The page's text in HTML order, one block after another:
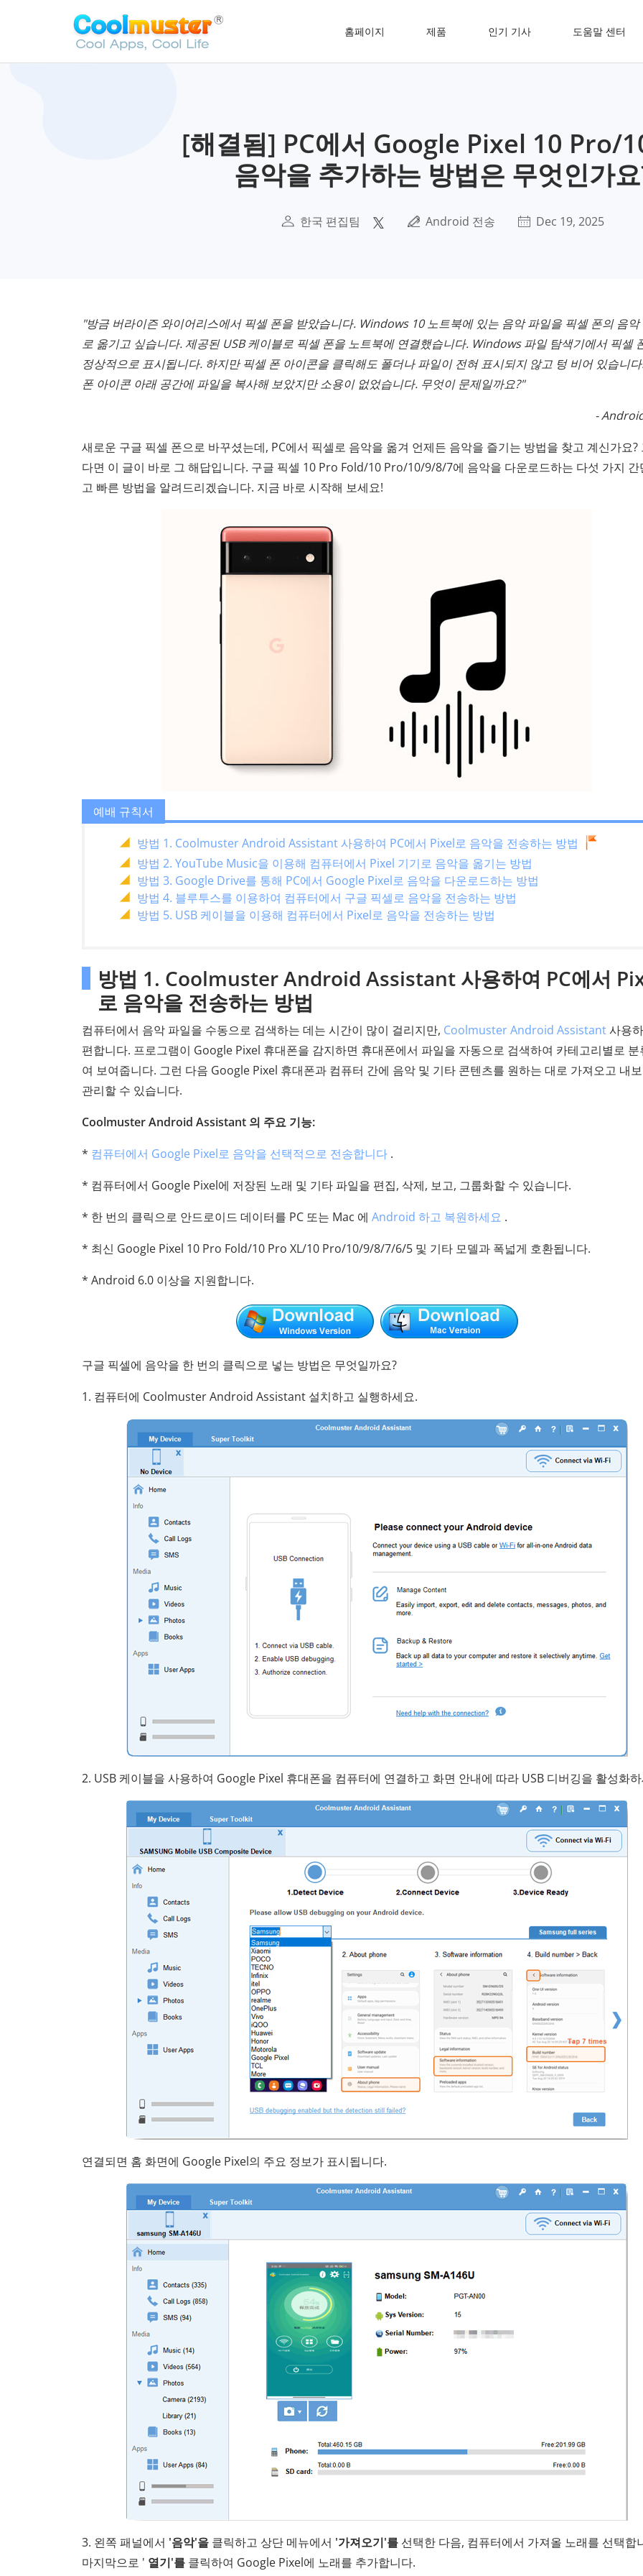
홈페이지 제품 인기 기사 도움말 센터
[해결됨] PC에서 Google Pixel 10 Pro/
음악을 추가하는 방법은 무엇인가
한국 편집팀 Android 전송 Dec 19, 2025
"방금 버라이즌 와이어리스에서 픽셀 폰을 받았습니다. Windows 10 노트북에 있는 음악 파일을 픽셀 폰의 음악
로 옮기고 싶습니다. 제공된 USB 케이블로 픽셀 폰을 노트북에 연결했습니다. Windows 파일 탐색기에서 픽셀
정상적으로 표시됩니다. 하지만 픽셀 폰 아이콘을 클릭해도 폴더나 파일이 전혀 표시되지 않고 텅 비어 있습니
폰 아이콘 아래 공간에 파일을 복사해 보았지만 소용이 없었습니다. 무엇이 문제일까요?"
-
새로운 구글 픽셀 폰으로 바꾸셨는데, PC에서 픽셀로 음악을 옮겨 언제든 음악을 즐기는 방법을 찾고 계신가요?
다면 이 글이 바로 그 해답입니다. 구글 픽셀 10 Pro Fold/10 Pro/10/9/8/7에 음악을 다운로드하는 다섯 가지 간
고 빠른 방법을 알려드리겠습니다. 지금 바로 시작해 보세요!
예배 규칙서
방법 1. Coolmuster Android Assistant 사용하여 PC에서 Pixel로 음악을 전송하는 방법
방법 2. YouTube Music을 이용해 컴퓨터에서 Pixel 기기로 음악을 옮기는 방법
방법 3. Google Drive를 통해 PC에서 Google Pixel로 음악을 다운로드하는 방법
방법 4. 블루투스를 이용하여 컴퓨터에서 구글 픽셀로 음악을 전송하는 방법
방법 5. USB 케이블을 이용해 컴퓨터에서 Pixel로 음악을 전송하는 방법
방법 1. Coolmuster Android Assistant 사용하여 PC에서
로 음악을 전송하는 방법
컴퓨터에서 음악 파일을 수동으로 검색하는 데는 시간이 많이 걸리지만, Coolmuster Android Assistant사용
편합니다. 프로그램이 Google Pixel 휴대폰을 감지하면 휴대폰에서 파일을 자동으로 검색하여 카테고리별로 분
여 보여줍니다. 그런 다음 Google Pixel 휴대폰과 컴퓨터 간에 음악 및 기타 콘텐츠를 원하는 대로 가져오고 내
관리할 수 있습니다.
Coolmuster Android Assistant 의 주요 기능:
* 컴퓨터에서 Google Pixel로 음악을 선택적으로 전송합니다 .
* 컴퓨터에서 Google Pixel에 저장된 노래 및 기타 파일을 편집, 삭제, 보고, 그룹화할 수 있습니다.
* 한 번의 클릭으로 안드로이드 데이터를 PC 또는 Mac 에 Android 하고 복원하세요 .
* 최신 Google Pixel 10 Pro Fold/10 Pro XL/10 Pro/10/9/8/7/6/5 및 기타 모델과 폭넓게 호환됩니다.
* Android 6.0 이상을 지원합니다.
구글 픽셀에 음악을 한 번의 클릭으로 넣는 방법은 무엇일까요?
1. 컴퓨터에 Coolmuster Android Assistant 설치하고 실행하세요.
2. USB 케이블을 사용하여 Google Pixel 휴대폰을 컴퓨터에 연결하고 화면 안내에 따라 USB 디버깅을 활성화
연결되면 홈 화면에 Google Pixel의 주요 정보가 표시됩니다.
3. 왼쪽 패널에서 '음악'을 클릭하고 상단 메뉴에서 '가져오기'를 선택한 다음, 컴퓨터에서 가져올 노래를 선택합
마지막으로 ' 열기'를 클릭하여 Google Pixel에 노래를 추가합니다.